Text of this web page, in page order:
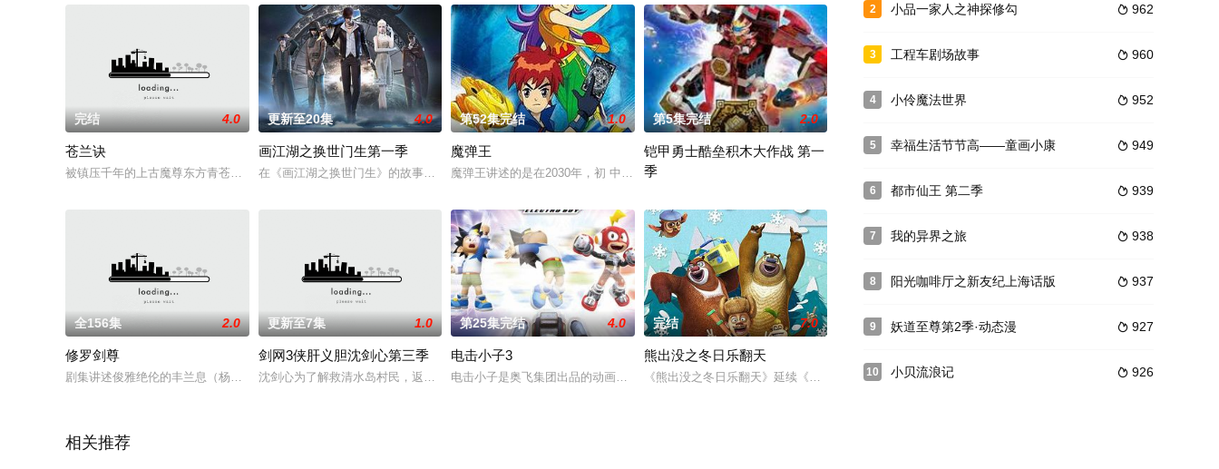
完结 4.0
苍兰诀
被镇压千年的上古魔尊东方青苍重临三界，一经复生便掀起仙魔大战，却因灵力未复被战神九渊重伤。为脱身，魔尊与司命座下
更新至20集 4.0
画江湖之换世门生第一季
在《画江湖之换世门生》的故事里，第一主人公念阳枭来到了一个被称为“易界”的平行世界。在这个世界，各方势力暗涌纷争
第52集完结 1.0
魔弹王
魔弹王讲述的是在2030年，初 中生凌奇力在操场上捡到了一个小小的 飞碟。这种飞碟可以进入异次元空间进 行召唤兽
第5集完结 2.0
铠甲勇士酷垒积木大作战 第一
季
《铠甲勇士酷垒积木大作战》讲述的是智勇双全的铠甲勇士捕将与来自外太空的僵魁大军斗智斗勇的故事。当
全156集 2.0
修罗剑尊
剧集讲述俊雅绝伦的丰兰息（杨洋 饰）和风华绝世的白风夕（赵露思 饰），携手闯荡天涯的武侠爱情传奇。辗转十年，他们
更新至7集 1.0
剑网3侠肝义胆沈剑心第三季
沈剑心为了解救清水岛村民，返回中原寻找解药。江湖外早已失去平静，偏安一隅的五圣教屡遭加害，破败的枫华谷村庄莫名异
第25集完结 4.0
电击小子3
电击小子是奥飞集团出品的动画片，2009年初在中央电视台少儿频道首播。紧接着在12月份到10年的2月份在中国四大
完结 7.0
熊出没之冬日乐翻天
《熊出没之冬日乐翻天》延续《熊出没》、《熊出没之环球大冒险》和《熊出没之丛林总动员》、《熊出没之
相关推荐
2  962
小品一家人之神探修勾
3  960
工程车剧场故事
4  952
小伶魔法世界
5  949
幸福生活节节高——童画小康
6  939
都市仙王 第二季
7  938
我的异界之旅
8  937
阳光咖啡厅之新友纪上海话版
9  927
妖道至尊第2季·动态漫
10  926
小贝流浪记